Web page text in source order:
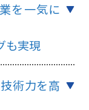
を一気に
も実現
術力を高